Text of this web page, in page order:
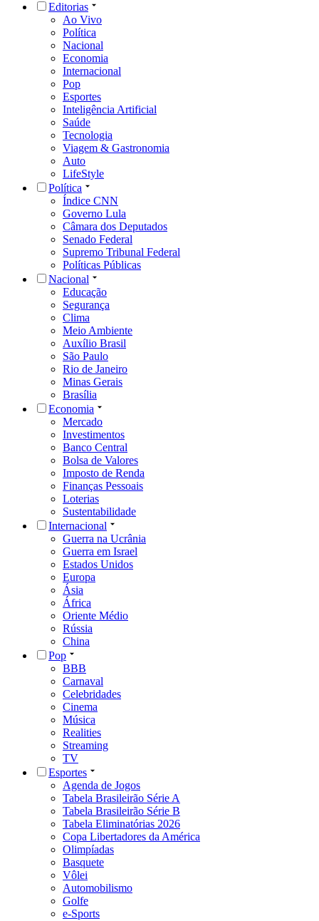
Editorias
Ao Vivo
Política
Nacional
Economia
Internacional
Pop
Esportes
Inteligência Artificial
Saúde
Tecnologia
Viagem & Gastronomia
Auto
LifeStyle
Política
Índice CNN
Governo Lula
Câmara dos Deputados
Senado Federal
Supremo Tribunal Federal
Políticas Públicas
Nacional
Educação
Segurança
Clima
Meio Ambiente
Auxílio Brasil
São Paulo
Rio de Janeiro
Minas Gerais
Brasília
Economia
Mercado
Investimentos
Banco Central
Bolsa de Valores
Imposto de Renda
Finanças Pessoais
Loterias
Sustentabilidade
Internacional
Guerra na Ucrânia
Guerra em Israel
Estados Unidos
Europa
Ásia
África
Oriente Médio
Rússia
China
Pop
BBB
Carnaval
Celebridades
Cinema
Música
Realities
Streaming
TV
Esportes
Agenda de Jogos
Tabela Brasileirão Série A
Tabela Brasileirão Série B
Tabela Eliminatórias 2026
Copa Libertadores da América
Olimpíadas
Basquete
Vôlei
Automobilismo
Golfe
e-Sports